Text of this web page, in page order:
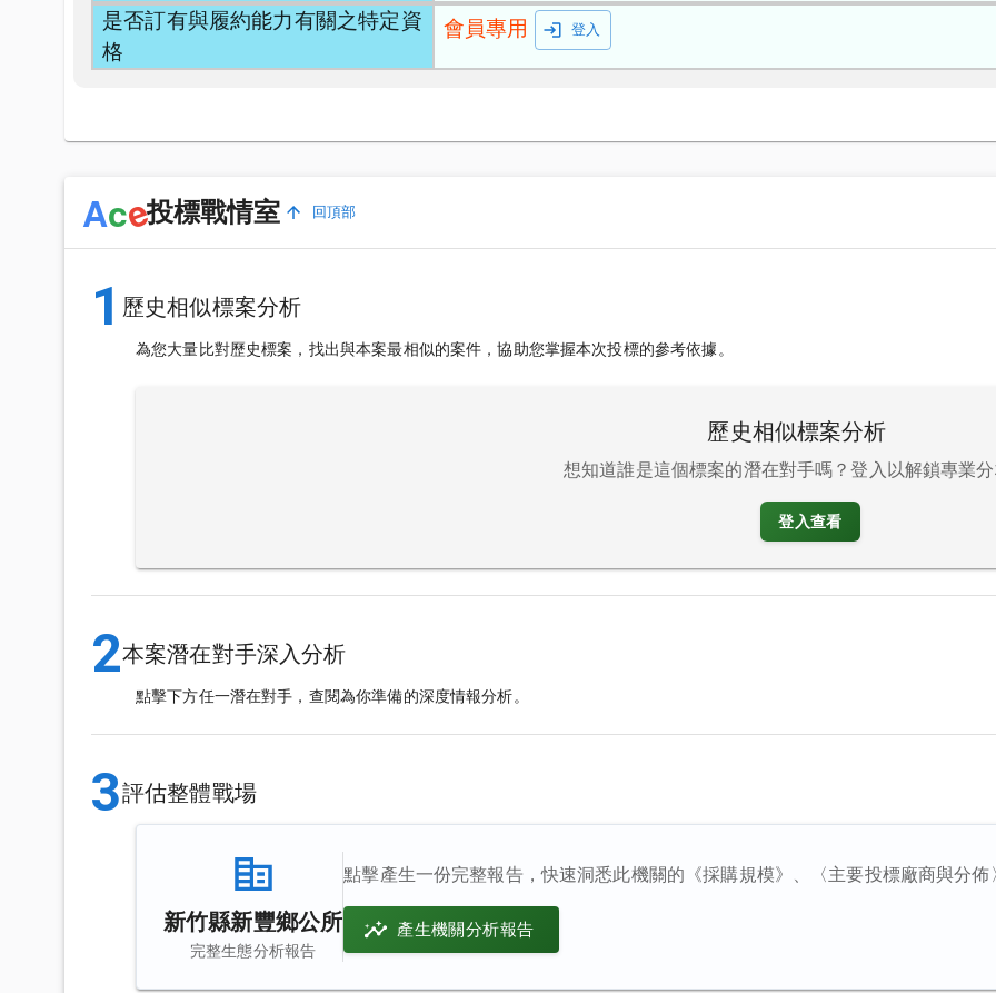
是否訂有與履約能力有關之特定資
格
會員專用 登入
Ace投標戰情室 回頂部
1 歷史相似標案分析
為您大量比對歷史標案，找出與本案最相似的案件，協助您掌握本次投標的參考依據。
歷史相似標案分析
想知道誰是這個標案的潛在對手嗎？登入以解鎖專業
登入查看
2本案潛在對手深入分析
點擊下方任一潛在對手，查閱為你準備的深度情報分析。
3評估整體戰場
新竹縣新豐鄉公所
完整生態分析報告
點擊產生一份完整報告，快速洞悉此機關的《採購規模》、〈主要投標廠商與分
產生機關分析報告